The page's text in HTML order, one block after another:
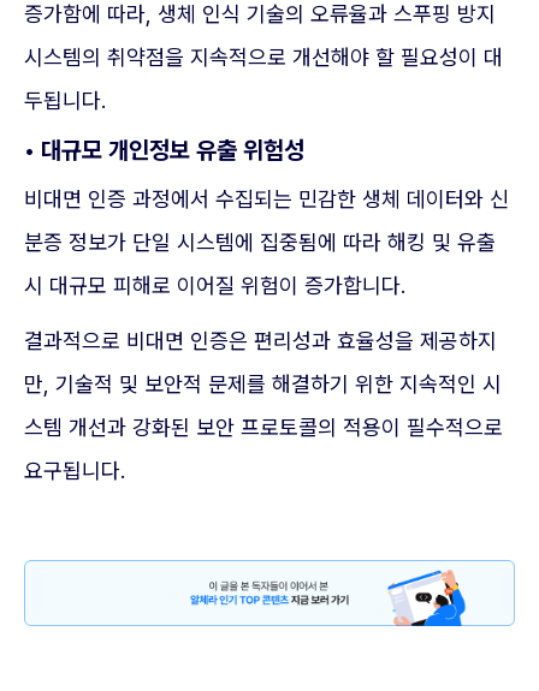
증가함에 따라, 생체 인식 기술의 오류율과 스푸핑 방지
시스템의 취약점을 지속적으로 개선해야 할 필요성이 대
두됩니다.
• 대규모 개인정보 유출 위험성
비대면 인증 과정에서 수집되는 민감한 생체 데이터와 신
분증 정보가 단일 시스템에 집중됨에 따라 해킹 및 유출
시 대규모 피해로 이어질 위험이 증가합니다.
결과적으로 비대면 인증은 편리성과 효율성을 제공하지
만, 기술적 및 보안적 문제를 해결하기 위한 지속적인 시
스템 개선과 강화된 보안 프로토콜의 적용이 필수적으로
요구됩니다.